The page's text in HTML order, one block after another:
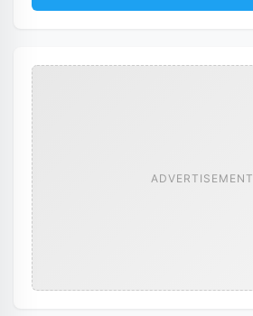
ADVERTISEMENT